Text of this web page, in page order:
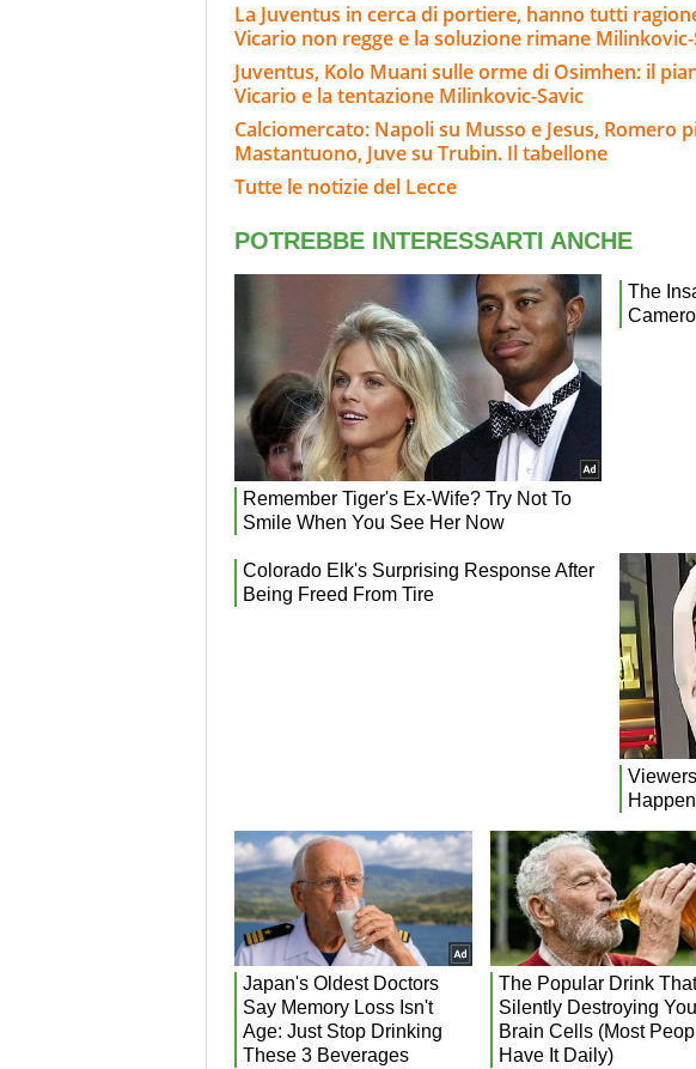
La Juventus in cerca di portiere, hanno tutti
Vicario non regge e la soluzione rimane Milinkovic-
Juventus, Kolo Muani sulle orme di Osimhen: il
Vicario e la tentazione Milinkovic-Savic
Calciomercato: Napoli su Musso e Jesus, Romero
Mastantuono, Juve su Trubin. Il tabellone
Tutte le notizie del Lecce